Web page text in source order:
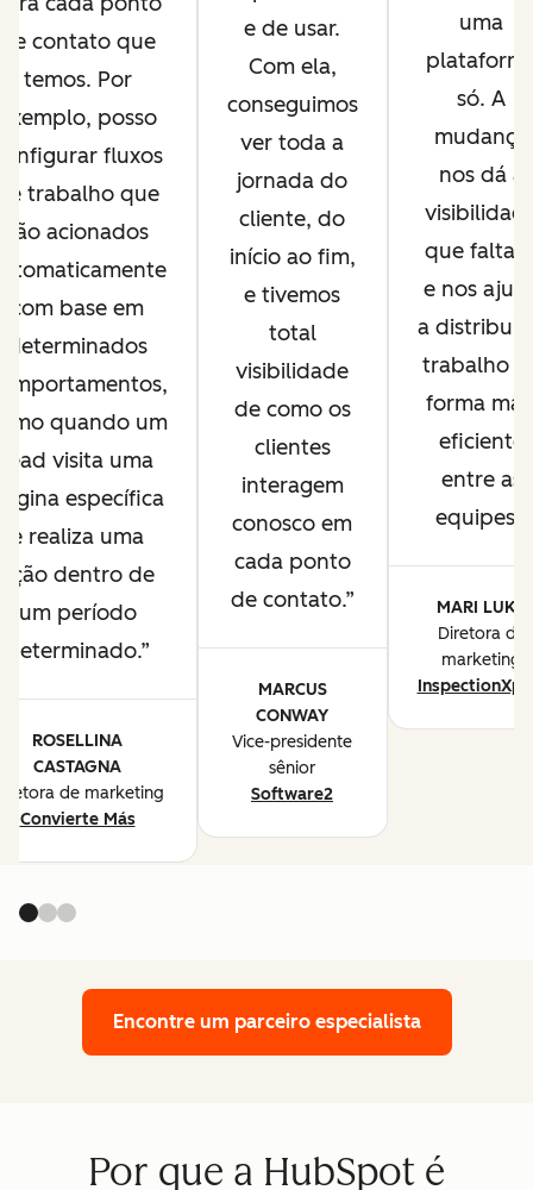
de contato que
temos. Por
posso
fluxos
trabalho que
são acionados
com base em
determinados
quando um
lead visita uma
específica
e realiza uma
ação dentro de
um período
determinado.
ROSELLINA
CASTAGNA
de marketing
Convierte Más
e de usar.
Com ela,
conseguimos
ver toda a
jornada do
cliente, do
início ao fim,
e tivemos
total
visibilidade
de como os
clientes
interagem
conosco em
cada ponto
de contato.
MARCUS
CONWAY
Vice-presidente
sênior
Software2
uma
só. A
mudança
nos dá a
que
e nos
a distribuir
trabalho
forma
eficiente
entre as
equipes.
MARI LUKE
Diretora de
marketing
Encontre um parceiro especialista
Por que a HubSpot é